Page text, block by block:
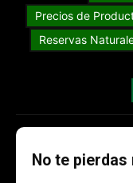
Precios de
Reservas
No te